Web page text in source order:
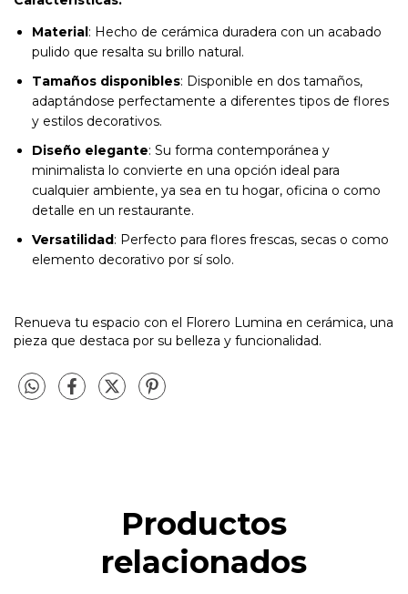
Material: Hecho de cerámica duradera con un acabado
pulido que resalta su brillo natural.
Tamaños disponibles: Disponible en dos tamaños,
adaptándose perfectamente a diferentes tipos de flores
y estilos decorativos.
Diseño elegante: Su forma contemporánea y
minimalista lo convierte en una opción ideal para
cualquier ambiente, ya sea en tu hogar, oficina o como
detalle en un restaurante.
Versatilidad: Perfecto para flores frescas, secas o como
elemento decorativo por sí solo.
Renueva tu espacio con el Florero Lumina en cerámica, una
pieza que destaca por su belleza y funcionalidad.
Productos
relacionados